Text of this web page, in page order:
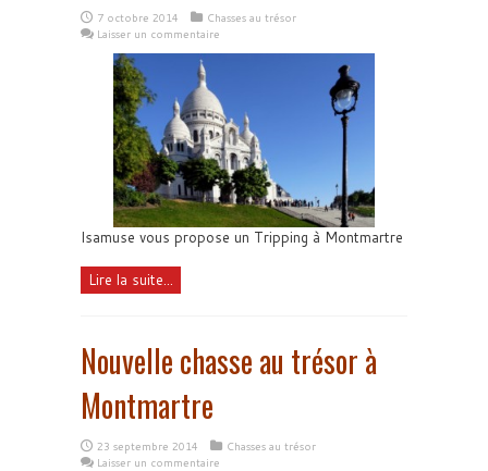
7 octobre 2014
Chasses au trésor
Laisser un commentaire
Isamuse vous propose un Tripping à Montmartre
Lire la suite...
Nouvelle chasse au trésor à
Montmartre
23 septembre 2014
Chasses au trésor
Laisser un commentaire